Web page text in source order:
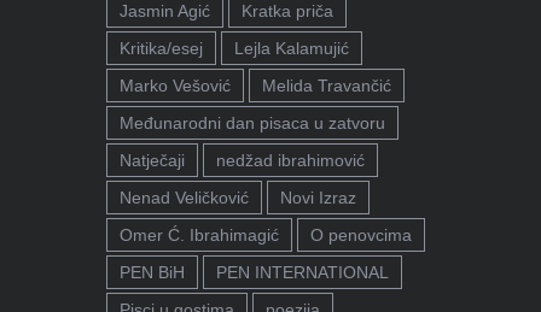
Jasmin Agić
Kratka priča
Kritika/esej
Lejla Kalamujić
Marko Vešović
Melida Travančić
Međunarodni dan pisaca u zatvoru
Natječaji
nedžad ibrahimović
Nenad Veličković
Novi Izraz
Omer Ć. Ibrahimagić
O penovcima
PEN BiH
PEN INTERNATIONAL